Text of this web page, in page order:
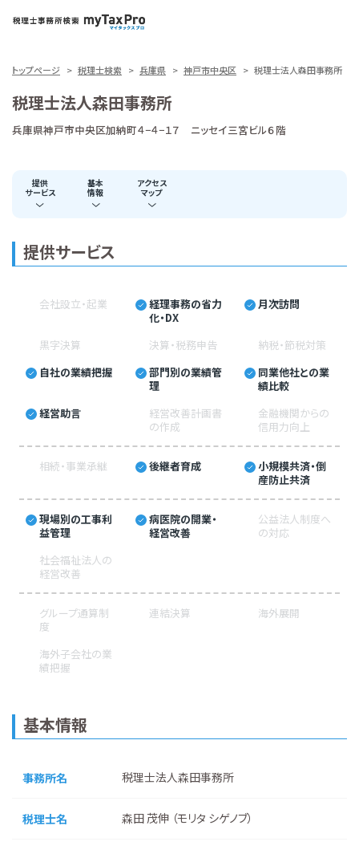
トップページ 税理士検索 兵庫県 神戸市中央区 税理士法人森田事務所
税理士法人森田事務所
兵庫県神戸市中央区加納町４−４−１７ ニッセイ三宮ビル６階
提供
サービス
基本
情報
アクセス
マップ
提供サービス
会社設立・起業
経理事務の省力
化・DX
月次訪問
黒字決算 決算・税務申告
納税・節税対策
自社の業績把握
部門別の業績管
理
同業他社との業
績比較
経営助言
経営改善計画書
の作成
金融機関からの
信用力向上
相続・事業承継 後継者育成
小規模共済・倒
産防止共済
現場別の工事利
益管理
病医院の開業・
経営改善
公益法人制度へ
の対応
社会福祉法人の
経営改善
グループ通算制
度
連結決算 海外展開
海外子会社の業
績把握
基本情報
事務所名 税理士法人森田事務所
税理士名 森田 茂伸 （モリタ シゲノブ）